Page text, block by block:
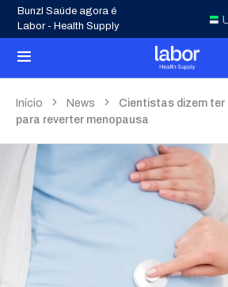
Bunzl Saúde agora é
Labor - Health Supply
Início News
Cientistas dizem
para reverter menopausa